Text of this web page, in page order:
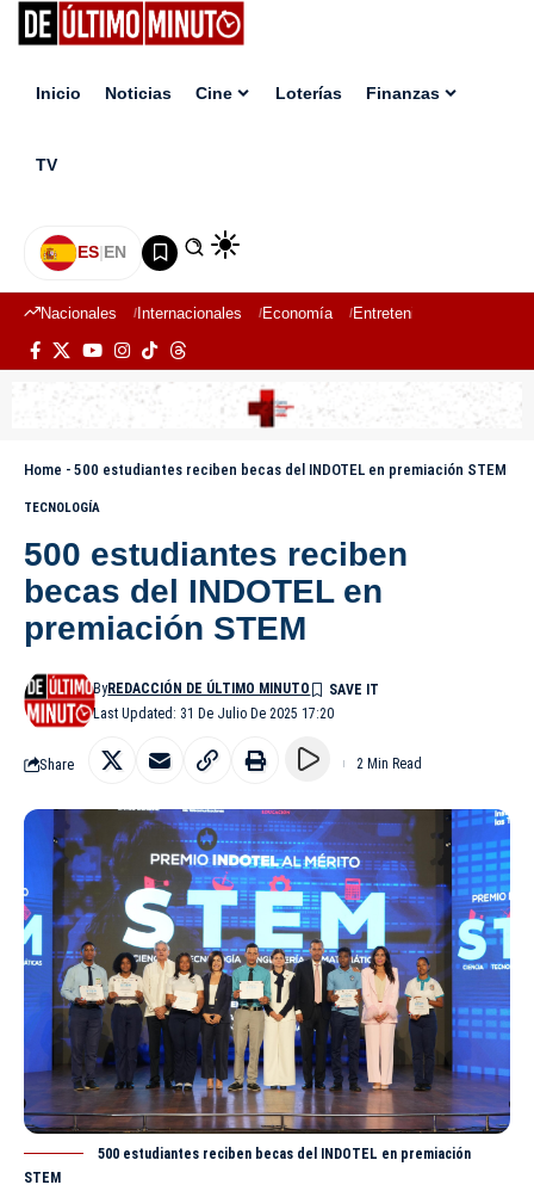
Inicio Noticias Cine Loterías Finanzas
TV
ES|EN
Nacionales Internacionales Economía Entretenimiento
Home - 500 estudiantes reciben becas del INDOTEL en premiación STEM
TECNOLOGÍA
500 estudiantes reciben
becas del INDOTEL en
premiación STEM
Last Updated: 31 De Julio De 2025 17:20
ByREDACCIÓN DE ÚLTIMO MINUTO
Share 2 Min Read
500 estudiantes reciben becas del INDOTEL en premiación
STEM